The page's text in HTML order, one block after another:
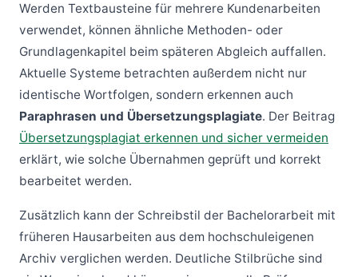
Werden Textbausteine für mehrere Kundenarbeiten
verwendet, können ähnliche Methoden- oder
Grundlagenkapitel beim späteren Abgleich auffallen.
Aktuelle Systeme betrachten außerdem nicht nur
identische Wortfolgen, sondern erkennen auch
Paraphrasen und Übersetzungsplagiate. Der Beitrag
Übersetzungsplagiat erkennen und sicher vermeiden
erklärt, wie solche Übernahmen geprüft und korrekt
bearbeitet werden.
Zusätzlich kann der Schreibstil der Bachelorarbeit mit
früheren Hausarbeiten aus dem hochschuleigenen
Archiv verglichen werden. Deutliche Stilbrüche sind